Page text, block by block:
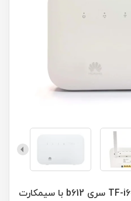
مودم آنلاک ایرانسل مدل TF-i60H1 سری b612 با سیمکارت